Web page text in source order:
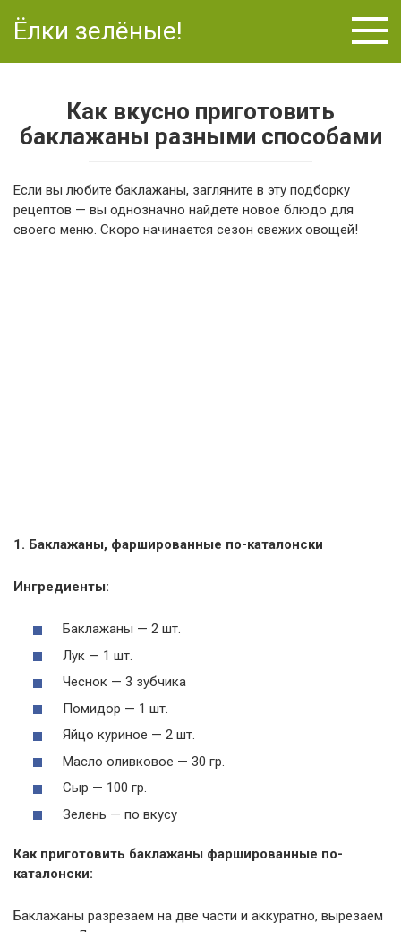
Ёлки зелёные!
Как вкусно приготовить
баклажаны разными способами
Если вы любите баклажаны, загляните в эту подборку
рецептов — вы однозначно найдете новое блюдо для
своего меню. Скоро начинается сезон свежих овощей!
1. Баклажаны, фаршированные по-каталонски
Ингредиенты:
Баклажаны — 2 шт.
Лук — 1 шт.
Чеснок — 3 зубчика
Помидор — 1 шт.
Яйцо куриное — 2 шт.
Масло оливковое — 30 гр.
Сыр — 100 гр.
Зелень — по вкусу
Как приготовить баклажаны фаршированные по-
каталонски:
Баклажаны разрезаем на две части и аккуратно, вырезаем